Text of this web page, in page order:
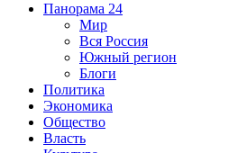
Панорама 24
Мир
Вся Россия
Южный регион
Блоги
Политика
Экономика
Общество
Власть